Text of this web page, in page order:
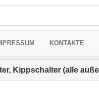
KONTAKTE
Kippschalter (alle